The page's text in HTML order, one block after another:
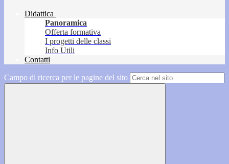
Didattica
Panoramica
Offerta formativa
I progetti delle classi
Info Utili
Contatti
Campo di ricerca per le pagine del sito